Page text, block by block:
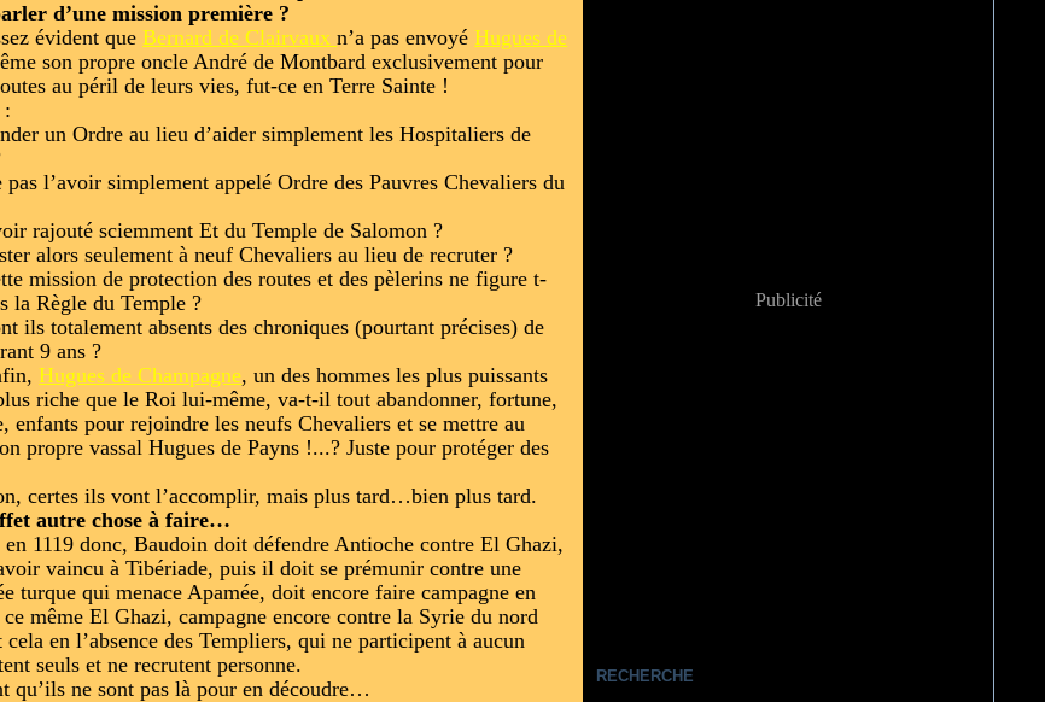
d’une mission première ?
évident queBernard de Clairvauxn’a pas envoyéHugues de
son propre oncle André de Montbard exclusivement pour
au péril de leurs vies, fut-ce en Terre Sainte !
:
un Ordre au lieu d’aider simplement les Hospitaliers de
pas l’avoir simplement appelé Ordre des Pauvres Chevaliers du
rajouté sciemment Et du Temple de Salomon ?
alors seulement à neuf Chevaliers au lieu de recruter ?
mission de protection des routes et des pèlerins ne figure t-
la Règle du Temple ?
ils totalement absents des chroniques (pourtant précises) de
9 ans ?
Hugues de Champagne, un des hommes les plus puissants
riche que le Roi lui-même, va-t-il tout abandonner, fortune,
enfants pour rejoindre les neufs Chevaliers et se mettre au
propre vassal Hugues de Payns !...? Juste pour protéger des
certes ils vont l’accomplir, mais plus tard…bien plus tard.
autre chose à faire…
1119 donc, Baudoin doit défendre Antioche contre El Ghazi,
vaincu à Tibériade, puis il doit se prémunir contre une
turque qui menace Apamée, doit encore faire campagne en
ce même El Ghazi, campagne encore contre la Syrie du nord
en l’absence des Templiers, qui ne participent à aucun
seuls et ne recrutent personne.
qu’ils ne sont pas là pour en découdre…
Publicité
RECHERCHE